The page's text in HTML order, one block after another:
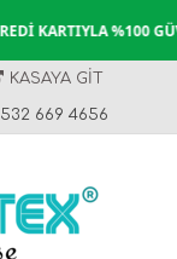
KARTIYLA %100
KASAYA GIT
669 4656